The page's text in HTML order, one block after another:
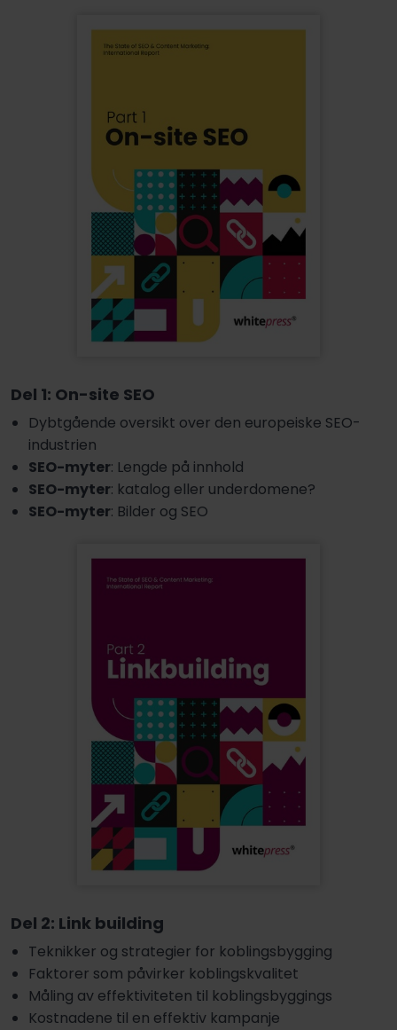
Del 1: On-site SEO
Dybtgående oversikt over den europeiske SEO-
industrien
SEO-myter: Lengde på innhold
SEO-myter: katalog eller underdomene?
SEO-myter: Bilder og SEO
Del 2: Link building
Teknikker og strategier for koblingsbygging
Faktorer som påvirker koblingskvalitet
Måling av effektiviteten til koblingsbyggings
Kostnadene til en effektiv kampanje